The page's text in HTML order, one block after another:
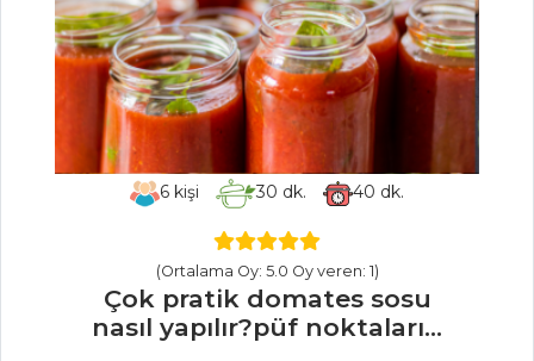
PATATESLİ KUZU
ETİ
PORTAKAL YAĞLI
SOMON
CARPACCİO
FIRINDA LÜFER
BALIĞI
Tarifleri
6kişi 30 dk. 40 dk.
(Ortalama Oy: 5.0 Oy veren: 1)
Çok pratik domates sosu
nasıl yapılır?püf noktaları...